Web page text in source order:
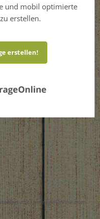
und mobil optimierte
erstellen.
erstellen!
mit UmfrageOnline.com